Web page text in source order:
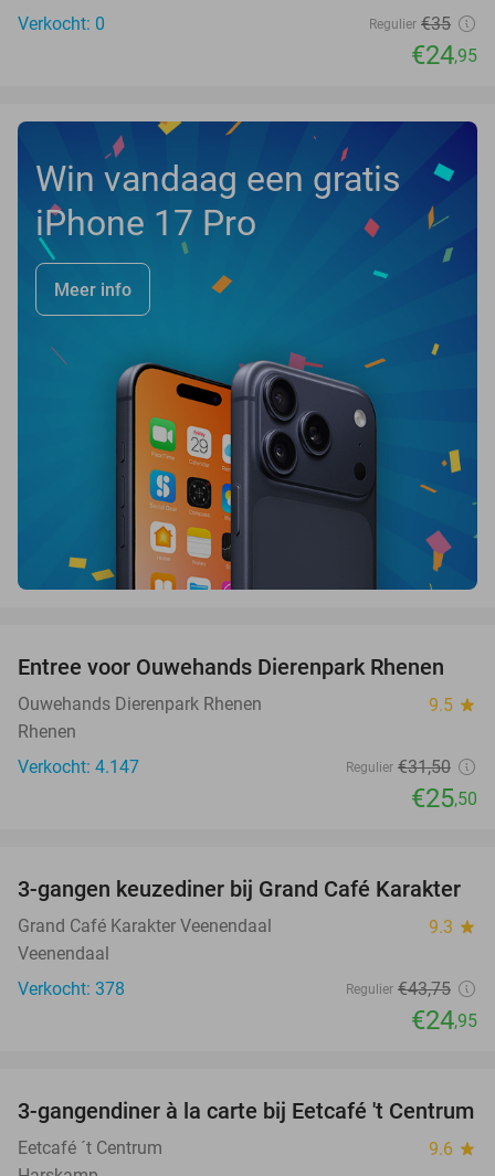
Verkocht: 0
Regulier €35
€24,95
Win vandaag een gratis
iPhone 17 Pro
Meer info
19%
Entree voor Ouwehands Dierenpark Rhenen
Ouwehands Dierenpark Rhenen 9.5 star
Rhenen
Verkocht: 4.147
Regulier €31,50
€25,50
43%
3-gangen keuzediner bij Grand Café Karakter
Grand Café Karakter Veenendaal 9.3 star
Veenendaal
Verkocht: 378
Regulier €43,75
€24,95
36%
3-gangendiner à la carte bij Eetcafé 't Centrum
Eetcafé ´t Centrum 9.6 star